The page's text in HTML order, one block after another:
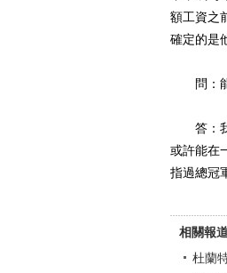
額工資之
確定的是
問：能
答：我
或許能在
指過總冠
相關報
杜蘭